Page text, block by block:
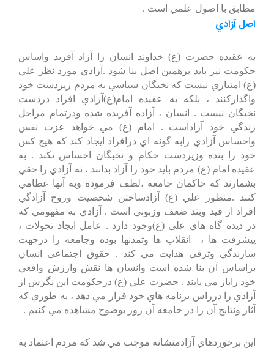
مطابق با اصول علمي است .
اصل آزادي
به عقيده حضرت (ع) خداوند انسان را آزاد آفريد واساس
حكومت نيز بايد برهمين اصل بنا شود .آزادي مورد نظر علي
(ع) امتيازي نيست كه نخبگان سياسي به مردم زيردست خود
واگذاركنند ، بلكه به عقيده امام(ع)آزادي افراد دردست
نخبگان نيست . انسان ، آزاده آفريده شده ودرتمام مراحل
زندگي خود آزاداست . امام (ع) مي خواهد عزت نفس
واحساس آزادي رابه گونه اي درافراد ايجاد كند كه هيچ كس
خود را بنده وزيردست حكام و نخبگان احساس نكند . به
عقيده امام (ع) مردم بايد خود را آزاد بدانند ، نه آزادي را حقي
بشمارند كه حاكمان جامعه ،لطف فرموده وبه آنها عطامي
كنند .منظور علي (ع) آزادساختن شخصيت وروح آزادگي
افراد از قيد وبند ضعف وزبوني است . آزادي به مفهومي كه
در ديده گاه هاي علي (ع)وجود دارد . عامل ايجاد تحولات ،
پيشرفت ها ، انقلاب ها وتمدنها بوده وجامعه را درجهت
سازندگي وترقي هدايت مي كند . حقوق اجتماعي انسان
براساس آن بنا شده است وانسان ها نقش وارزش واقعي
خود راباز مي يابند . حضرت علي (ع) درحكومت اين نگرش از
آزادي را درراس برنامه هاي خود قرار مي دهد ، به طوري كه
آثار ونتايج آن را در جامعه آن روز بوضوح مشاهده مي كنيم .
اين برخوردهاي آزادمنشانه موجب مي شد كه مردم اعتماد به